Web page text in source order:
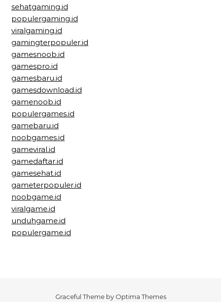
sehatgaming.id
populergaming.id
viralgaming.id
gamingterpopuler.id
gamesnoob.id
gamespro.id
gamesbaru.id
gamesdownload.id
gamenoob.id
populergames.id
gamebaru.id
noobgames.id
gameviral.id
gamedaftar.id
gamesehat.id
gameterpopuler.id
noobgame.id
viralgame.id
unduhgame.id
populergame.id
Graceful Theme by Optima Themes